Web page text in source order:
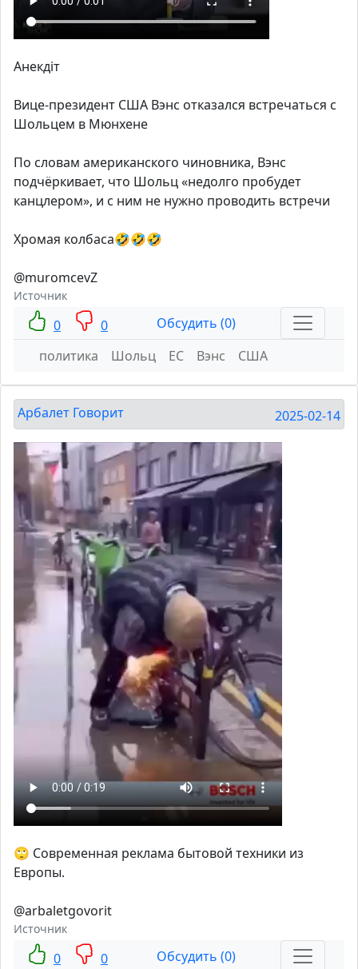
Анекдiт
Вице-президент США Вэнс отказался встречаться с
Шольцем в Мюнхене
По словам американского чиновника, Вэнс
подчёркивает, что Шольц «недолго пробудет
канцлером», и с ним не нужно проводить встречи
Хромая колбаса🤣🤣🤣
@muromcevZ
Источник
0 0
Обсудить (0)
политика
Шольц ЕС Вэнс США
Арбалет Говорит 2025-02-14
🙄 Современная реклама бытовой техники из
Европы.
@arbaletgovorit
Источник
0 0
Обсудить (0)